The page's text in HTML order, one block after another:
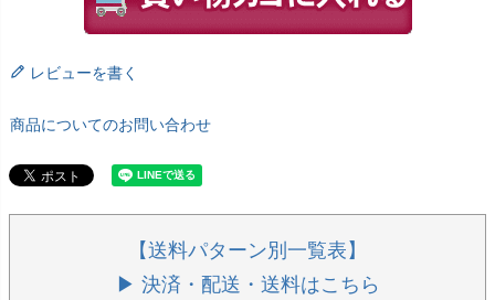
レビューを書く
商品についてのお問い合わせ
【送料パターン別一覧表】
▶ 決済・配送・送料はこちら